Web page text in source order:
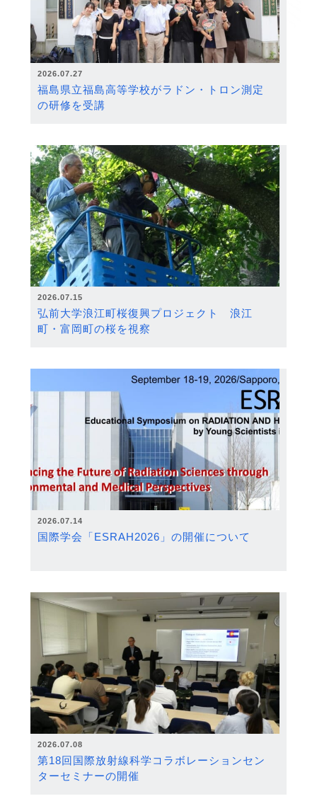
2026.07.27
福島県立福島高等学校がラドン・トロン測定
の研修を受講
2026.07.15
弘前大学浪江町桜復興プロジェクト 浪江
町・富岡町の桜を視察
2026.07.14
国際学会「ESRAH2026」の開催について
2026.07.08
第18回国際放射線科学コラボレーションセン
ターセミナーの開催